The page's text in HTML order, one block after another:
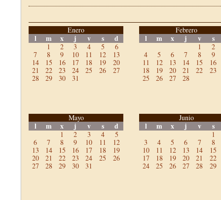
Enero
l m x j v s d
1 2 3 4 5
6
7
8 9 10 11 12
13
14
15 16 17 18 19
20
21
22 23 24 25 26
27
28
29 30 31
Febrero
l m x j v s
1
2
4
5 6 7 8
9
11
12 13 14 15
16
18
19 20 21 22
23
25
26 27 28
Mayo
l m x j v s d
1 2 3 4
5
6
7 8 9 10 11
12
13
14 15 16 17 18
19
20
21 22 23 24 25
26
27
28 29 30 31
Junio
l m x j v s
1
3
4 5 6 7
8
10
11 12 13 14
15
17
18 19 20 21
22
24
25 26 27 28 29